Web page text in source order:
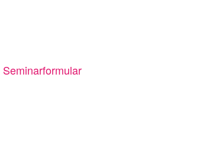
Seminarformular